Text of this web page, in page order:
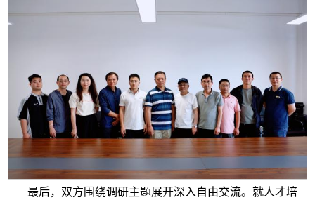
最后，双方围绕调研主题展开深入自由交流。就人才培